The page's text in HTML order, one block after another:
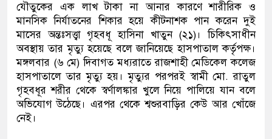
যৌতুকের এক লাখ টাকা না আনার কারণে শারীরিক ও
মানসিক নির্যাতনের শিকার হয়ে কীটনাশক পান করেন দুই
মাসের অন্তঃসত্ত্বা গৃহবধূ হাসিনা খাতুন (২১)। চিকিৎসাধীন
অবস্থায় তার মৃত্যু হয়েছে বলে জানিয়েছে হাসপাতাল কর্তৃপক্ষ।
মঙ্গলবার (৬ মে) দিবাগত মধ্যরাতে রাজশাহী মেডিকেল কলেজ
হাসপাতালে তার মৃত্যু হয়। মৃত্যুর পরপরই স্বামী মো. রাতুল
গৃহবধূর শরীর থেকে স্বর্ণালঙ্কার খুলে নিয়ে পালিয়ে যান বলে
অভিযোগ উঠেছে। এরপর থেকে শ্বশুরবাড়ির কেউ আর খোঁজে
নেই।